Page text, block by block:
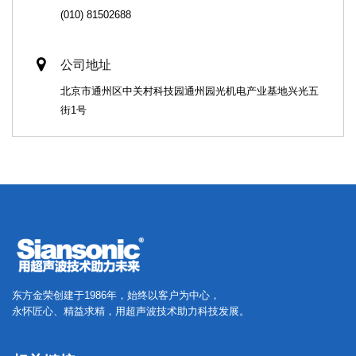
(010) 81502688
公司地址
北京市通州区中关村科技园通州园光机电产业基地兴光五
街1号
东方金荣创建于1986年，始终以客户为中心，
永怀匠心、精益求精，用超声波技术助力科技发展。